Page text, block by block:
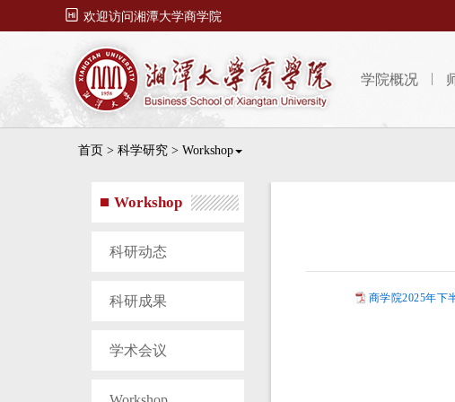
 欢迎访问湘潭大学商学院
学院概况
首页 > 科学研究 > Workshop
Workshop
科研动态
科研成果
学术会议
商学院2025年下